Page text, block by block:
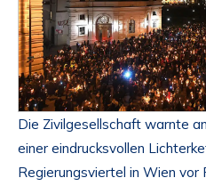
Die Zivilgesellschaft warnte
einer eindrucksvollen
Regierungsviertel in Wien vor